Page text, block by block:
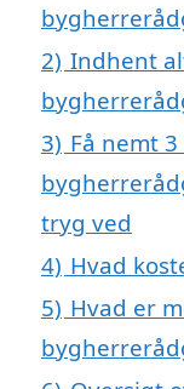
2) Indhent
3) Få nemt
tryg ved
4) Hvad
5) Hvad er